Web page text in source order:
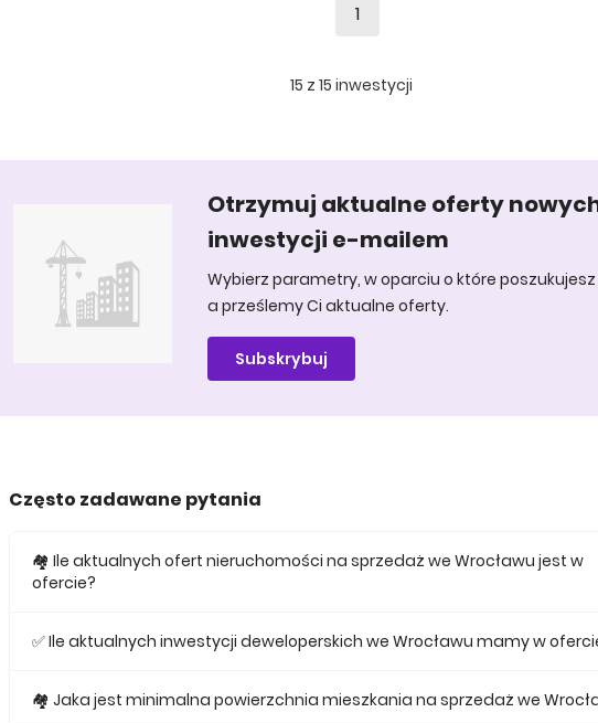
1
15 z 15 inwestycji
Otrzymuj aktualne oferty
inwestycji e-mailem
Wybierz parametry, w oparciu o które
a prześlemy Ci aktualne oferty.
Subskrybuj
Często zadawane pytania
🏘️ Ile aktualnych ofert nieruchomości na sprzedaż we Wrocławu jest w
ofercie?
✅ Ile aktualnych inwestycji deweloperskich we Wrocławu mamy w
🏘 Jaka jest minimalna powierzchnia mieszkania na sprzedaż we